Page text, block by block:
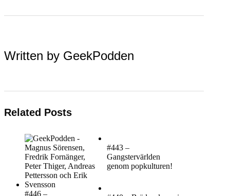
Written by GeekPodden
Related Posts
#446 –
#443 –
Gangstervärlden
genom popkulturen!